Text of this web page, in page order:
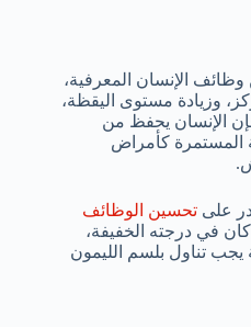
الإنسان المعرفية،
وزيادة مستوى اليقظة،
الإنسان يحفظ من
المستمرة كأمراض
على تحسين الوظائف
في درجته الخفيفة،
يجب تناول بلسم الليمون